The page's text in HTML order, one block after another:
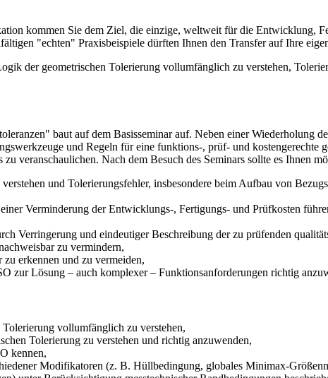
kommen Sie dem Ziel, die einzige, weltweit für die Entwicklung,
"echten" Praxisbei­spiele dürften Ihnen den Transfer auf Ihre
der geometrischen Tolerierung vollumfänglich zu verstehen,
baut auf dem Basisseminar auf. Neben einer Wiederholung
und Regeln für eine funktions-, prüf- und kostengerechte
veranschaulichen. Nach dem Besuch des Seminars sollte es Ihnen
und Tolerierungsfehler, insbesondere beim Aufbau von
Verminderung der Entwicklungs-, Fertigungs- und Prüfkosten
Verringerung und eindeutiger Beschreibung der zu prüfenden
zu vermindern,
erkennen und zu vermeiden,
zur Lösung – auch komplexer – Funktionsanforderungen richtig
vollumfänglich zu ver­ste­hen,
Tolerierung zu verstehen und richtig an­zuwenden,
kennen,
Modifikatoren (z. B. Hüllbedingung, globales Minimax-